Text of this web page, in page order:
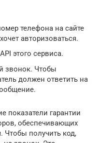
телефона на сайте
авторизоваться.
этого сервиса.
звонок. Чтобы
должен ответить на
показатели гарантии
обеспечивающих
Чтобы получить код,